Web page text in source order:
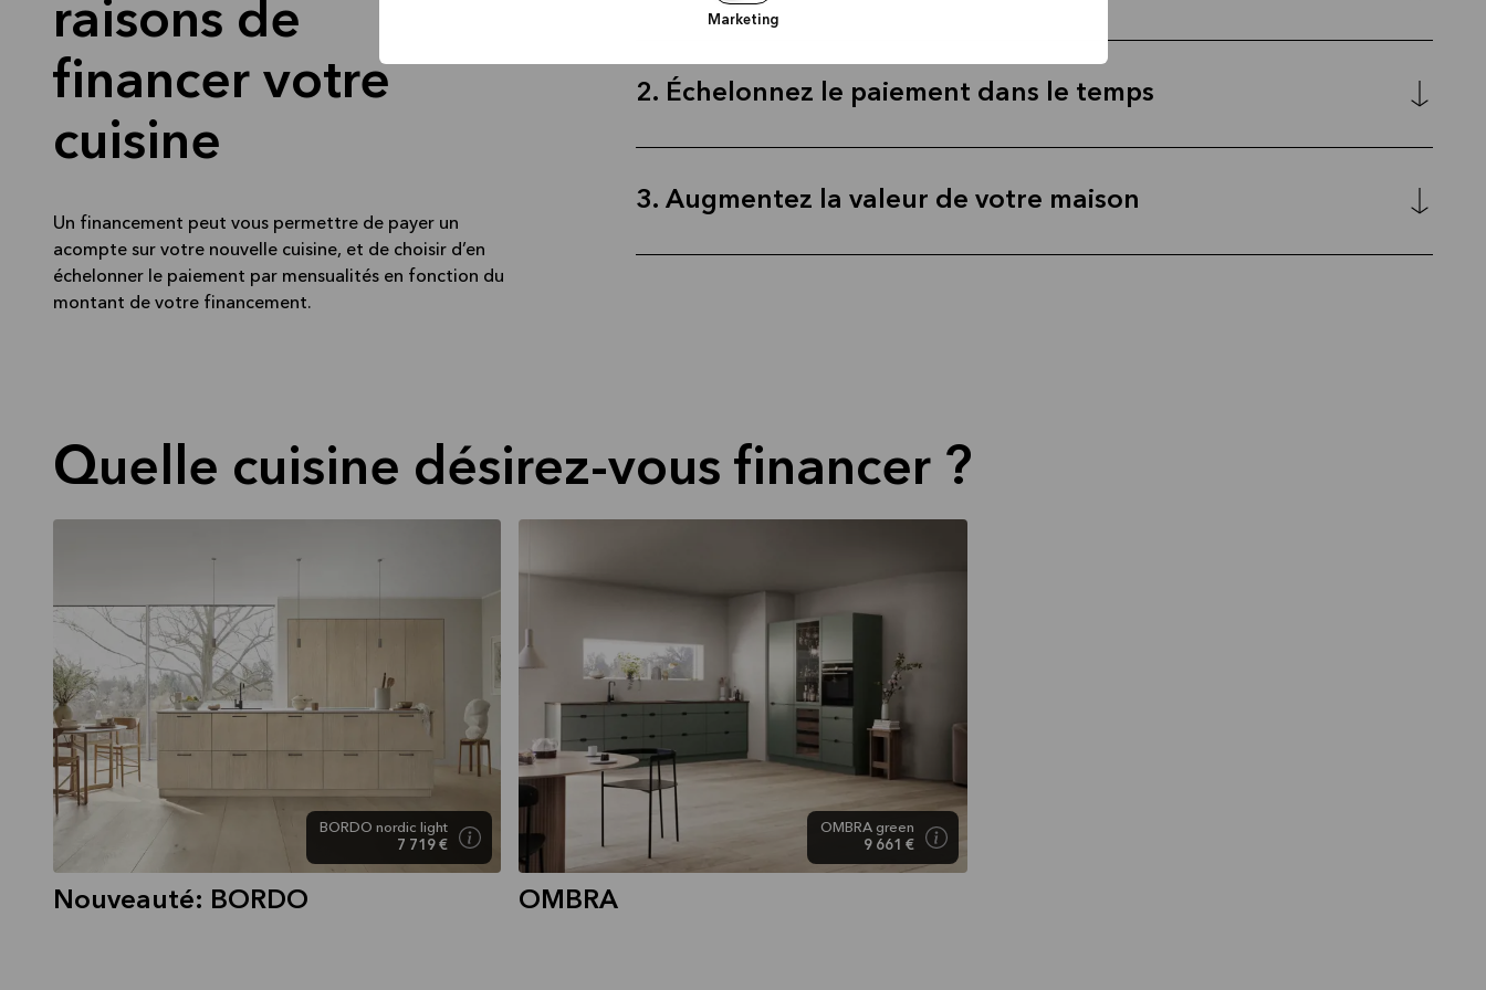
Marketing
raisons de
financer votre
cuisine
Un financement peut vous permettre de payer un
acompte sur votre nouvelle cuisine, et de choisir d’en
échelonner le paiement par mensualités en fonction du
montant de votre financement.
2. Échelonnez le paiement dans le temps
3. Augmentez la valeur de votre maison
Quelle cuisine désirez-vous financer ?
BORDO nordic light
7 719 €
Nouveauté: BORDO
OMBRA green
9 661 €
OMBRA